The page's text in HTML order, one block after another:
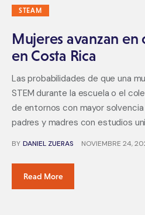
STEAM
Mujeres avanzan en
en Costa Rica
Las probabilidades de que una
STEM durante la escuela o el
de entornos con mayor
padres y madres con estudios
BY DANIEL ZUERAS NOVIEMBRE 24,
Read More